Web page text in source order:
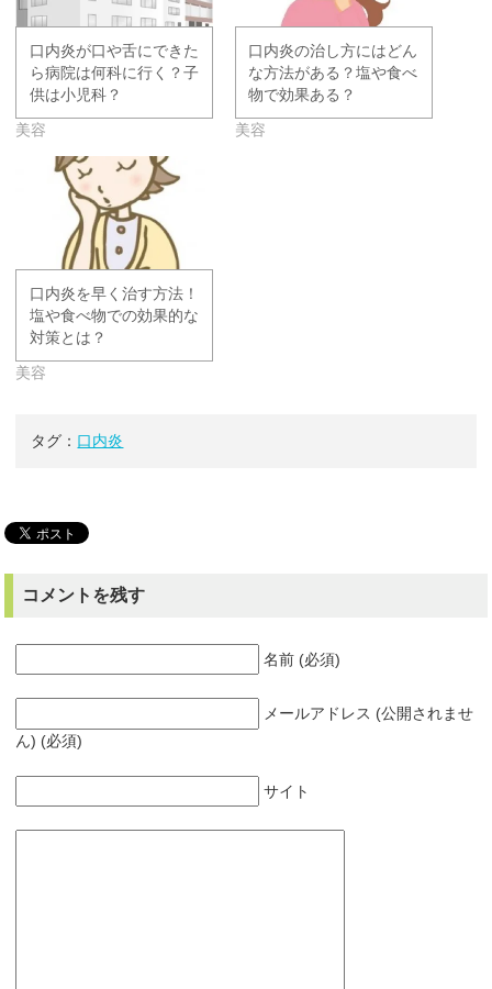
口内炎が口や舌にできた
ら病院は何科に行く？子
供は小児科？
美容
口内炎の治し方にはどん
な方法がある？塩や食べ
物で効果ある？
美容
口内炎を早く治す方法！
塩や食べ物での効果的な
対策とは？
美容
タグ： 口内炎
コメントを残す
名前 (必須)
メールアドレス (公開されませ
ん) (必須)
サイト